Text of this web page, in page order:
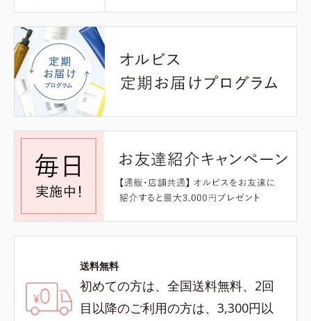
送料無料
初めての方は、全国送料無料、2回
目以降のご利用の方は、3,300円以